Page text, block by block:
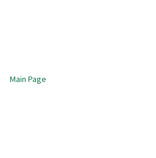
Main Page